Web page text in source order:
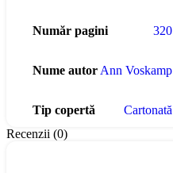
Număr pagini 320
Nume autor Ann Voskamp
Tip copertă
Cartonată
Recenzii (0)